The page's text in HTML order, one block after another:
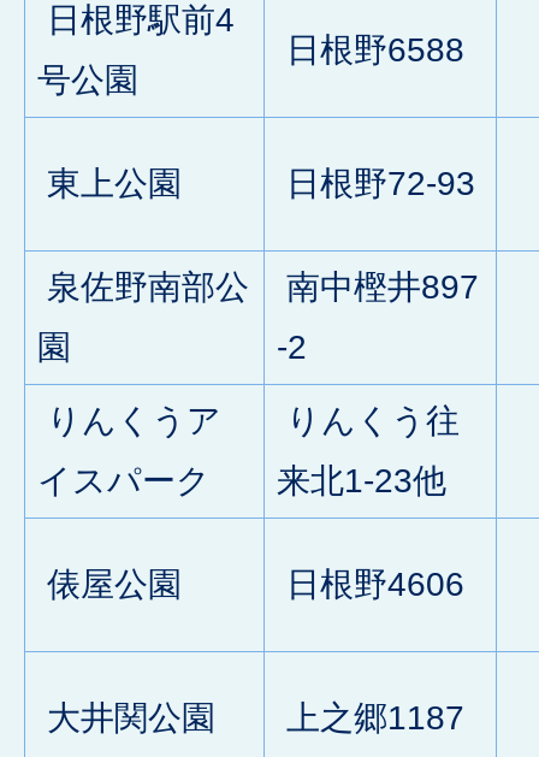
日根野駅前4
号公園
日根野6588
東上公園 日根野72-93
泉佐野南部公
園
南中樫井897
-2
りんくうア
イスパーク
りんくう往
来北1-23他
俵屋公園 日根野4606
大井関公園 上之郷1187